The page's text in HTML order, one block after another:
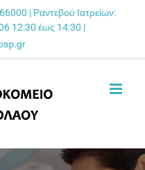
| Ραντεβού Ιατρείων:
12:30 έως 14:30 |